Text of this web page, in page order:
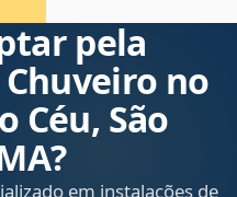
pela
no
Céu, São
em instalações de